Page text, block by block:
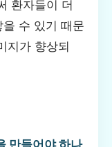
환자들이 더
수 있기 때문
지가 향상되
만들어야 하나